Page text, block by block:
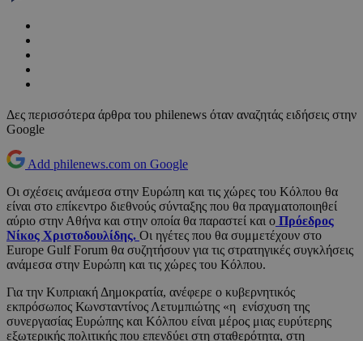
Δες περισσότερα άρθρα του philenews όταν αναζητάς ειδήσεις στην
Google
Add philenews.com on Google
Οι σχέσεις ανάμεσα στην Ευρώπη και τις χώρες του Κόλπου θα
είναι στο επίκεντρο διεθνούς σύνταξης που θα πραγματοποιηθεί
αύριο στην Αθήνα και στην οποία θα παραστεί και ο Πρόεδρος
Νίκος Χριστοδουλίδης. Οι ηγέτες που θα συμμετέχουν στο
Europe Gulf Forum θα συζητήσουν για τις στρατηγικές συγκλήσεις
ανάμεσα στην Ευρώπη και τις χώρες του Κόλπου.
Για την Κυπριακή Δημοκρατία, ανέφερε ο κυβερνητικός
εκπρόσωπος Κωνσταντίνος Λετυμπιώτης «η ενίσχυση της
συνεργασίας Ευρώπης και Κόλπου είναι μέρος μιας ευρύτερης
εξωτερικής πολιτικής που επενδύει στη σταθερότητα, στη